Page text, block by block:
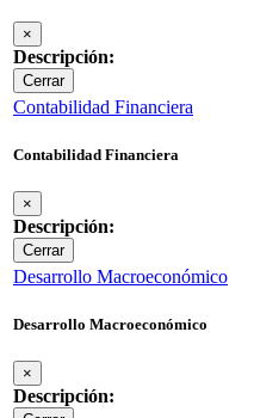
×
Descripción:
Cerrar
Contabilidad Financiera
Contabilidad Financiera
×
Descripción:
Cerrar
Desarrollo Macroeconómico
Desarrollo Macroeconómico
×
Descripción: